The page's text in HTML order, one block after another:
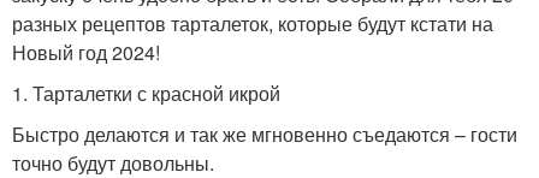
Тарталетки с семгой
разных рецептов тарталеток, которые будут кстати на
Новый год 2024!
1. Тарталетки с красной икрой
Быстро делаются и так же мгновенно съедаются – гости
точно будут довольны.